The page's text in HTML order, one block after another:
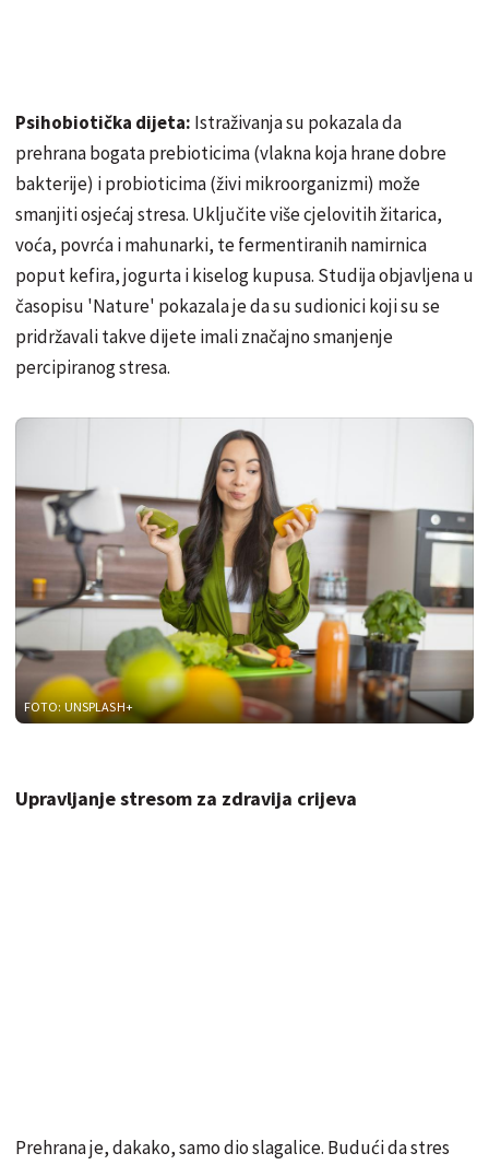
Psihobiotička dijeta: Istraživanja su pokazala da
prehrana bogata prebioticima (vlakna koja hrane dobre
bakterije) i probioticima (živi mikroorganizmi) može
smanjiti osjećaj stresa. Uključite više cjelovitih žitarica,
voća, povrća i mahunarki, te fermentiranih namirnica
poput kefira, jogurta i kiselog kupusa. Studija objavljena u
časopisu 'Nature' pokazala je da su sudionici koji su se
pridržavali takve dijete imali značajno smanjenje
percipiranog stresa.
FOTO: UNSPLASH+
Upravljanje stresom za zdravija crijeva
Prehrana je, dakako, samo dio slagalice. Budući da stres